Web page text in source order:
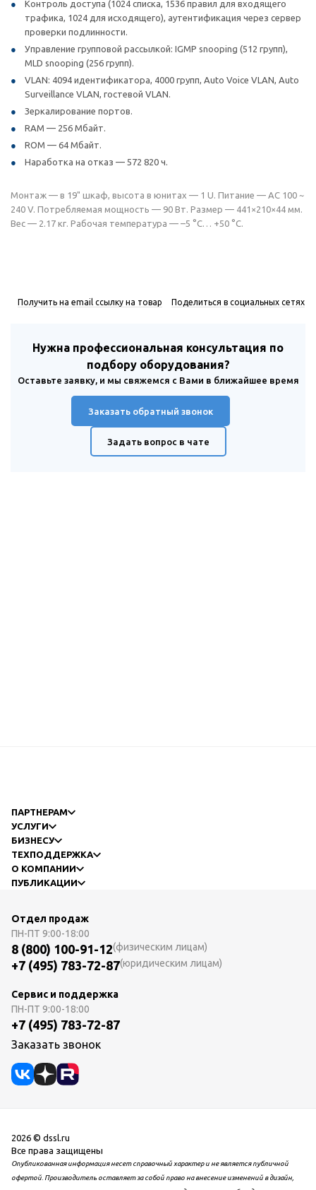
Контроль доступа (1024 списка, 1536 правил для входящего
трафика, 1024 для исходящего), аутентификация через сервер
проверки подлинности.
Управление групповой рассылкой: IGMP snooping (512 групп),
MLD snooping (256 групп).
VLAN: 4094 идентификатора, 4000 групп, Auto Voice VLAN, Auto
Surveillance VLAN, гостевой VLAN.
Зеркалирование портов.
RAM — 256 Мбайт.
ROM — 64 Мбайт.
Наработка на отказ — 572 820 ч.
Монтаж — в 19" шкаф, высота в юнитах — 1 U. Питание — AC 100 ~
240 V. Потребляемая мощность — 90 Вт. Размер — 441×210×44 мм.
Вес — 2.17 кг. Рабочая температура — –5 °C… +50 °C.
Получить на email ссылку на товар Поделиться в социальных сетях
Нужна профессиональная консультация по
подбору оборудования?
Оставьте заявку, и мы свяжемся с Вами в ближайшее время
Заказать обратный звонок
Задать вопрос в чате
ПАРТНЕРАМ
УСЛУГИ
БИЗНЕСУ
ТЕХПОДДЕРЖКА
О КОМПАНИИ
ПУБЛИКАЦИИ
Отдел продаж
ПН-ПТ 9:00-18:00
8 (800) 100-91-12(физическим лицам)
+7 (495) 783-72-87(юридическим лицам)
Сервис и поддержка
ПН-ПТ 9:00-18:00
+7 (495) 783-72-87
Заказать звонок
2026 © dssl.ru
Все права защищены
Опубликованная информация несет справочный характер и не является публичной
офертой. Производитель оставляет за собой право на внесение изменений в дизайн,